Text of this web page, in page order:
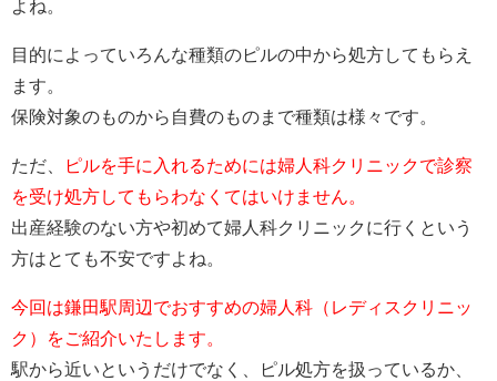
よね。
目的によっていろんな種類のピルの中から処方してもらえ
ます。
保険対象のものから自費のものまで種類は様々です。
ただ、
ピルを手に入れるためには婦人科クリニックで診察
を受け処方してもらわなくてはいけません。
出産経験のない方や初めて婦人科クリニックに行くという
方はとても不安ですよね。
今回は鎌田駅周辺でおすすめの婦人科（レディスクリニッ
ク）をご紹介いたします。
駅から近いというだけでなく、ピル処方を扱っているか、